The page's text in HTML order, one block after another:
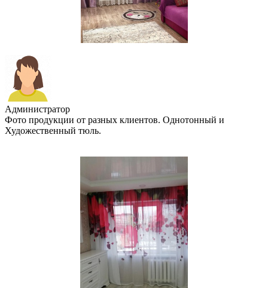
Администратор
Фото продукции от разных клиентов. Однотонный и
Художественный тюль.